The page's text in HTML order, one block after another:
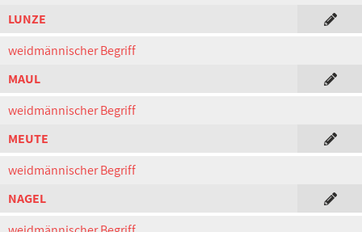
LUNZE
weidmännischer Begriff
MAUL
weidmännischer Begriff
MEUTE
weidmännischer Begriff
NAGEL